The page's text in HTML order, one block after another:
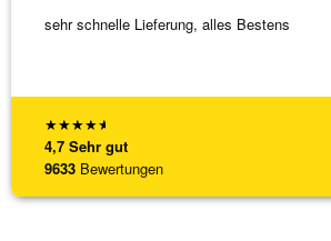
★★★★★
4,7 Sehr gut
9633 Bewertungen
sehr schnelle Lieferung, alles Bestens